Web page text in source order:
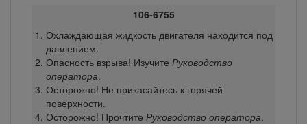
106-6755
Охлаждающая жидкость двигателя находится под
давлением.
Опасность взрыва! Изучите Руководство
оператора.
Осторожно! Не прикасайтесь к горячей
поверхности.
Осторожно! Прочтите Руководство оператора.